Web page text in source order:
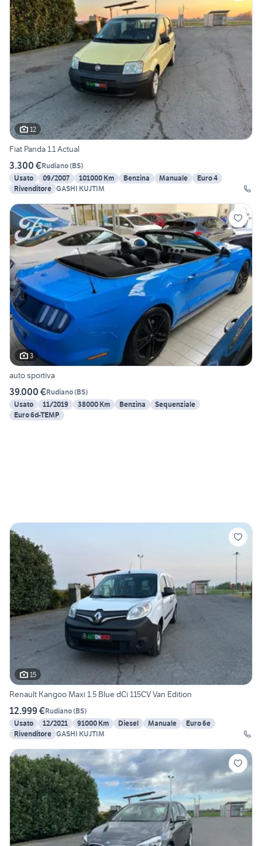
12
Fiat Panda 1.1 Actual
3.300 €Rudiano(BS)
Usato
09/2007 101000 Km Benzina Manuale
Euro 4
Rivenditore GASHI KUJTIM
3
auto sportiva
39.000 €Rudiano(BS)
Usato
11/2019 38000 Km Benzina
Sequenziale
Euro 6d-TEMP
15
Renault Kangoo Maxi 1.5 Blue dCi 115CV Van Edition
12.999 €Rudiano(BS)
Usato
12/2021 91000 Km Diesel Manuale
Euro 6e
Rivenditore GASHI KUJTIM